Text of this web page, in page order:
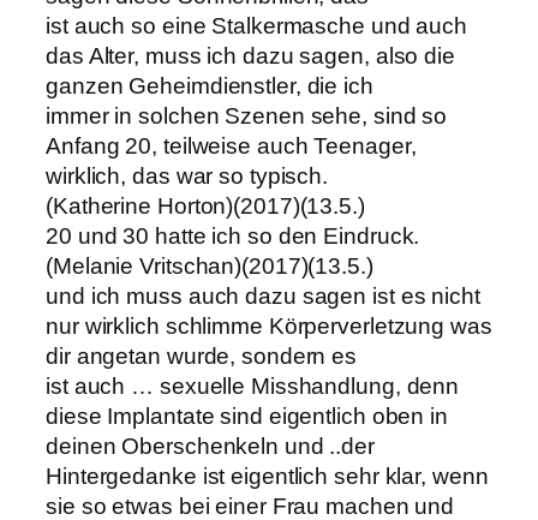
ist auch so eine Stalkermasche und auch
das Alter, muss ich dazu sagen, also die
ganzen Geheimdienstler, die ich
immer in solchen Szenen sehe, sind so
Anfang 20, teilweise auch Teenager,
wirklich, das war so typisch.
(Katherine Horton)(2017)(13.5.)
20 und 30 hatte ich so den Eindruck.
(Melanie Vritschan)(2017)(13.5.)
und ich muss auch dazu sagen ist es nicht
nur wirklich schlimme Körperverletzung was
dir angetan wurde, sondern es
ist auch … sexuelle Misshandlung, denn
diese Implantate sind eigentlich oben in
deinen Oberschenkeln und ..der
Hintergedanke ist eigentlich sehr klar, wenn
sie so etwas bei einer Frau machen und